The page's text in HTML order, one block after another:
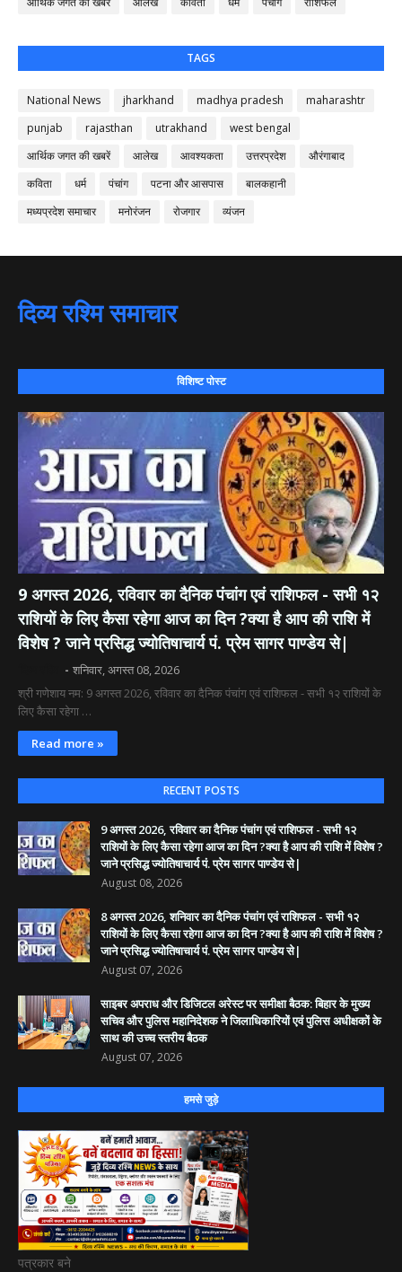
TAGS
National News jharkhand madhya pradesh
maharashtr
punjab
rajasthan utrakhand
west bengal
आर्थिक जगत की खबरें
आलेख आवश्यकता उत्तरप्रदेश
औरंगाबाद
कविता
धर्म पंचांग पटना और आसपास
बालकहानी
मध्यप्रदेश समाचार
मनोरंजन रोजगार व्यंजन
दिव्य रश्मि समाचार
विशिष्ट पोस्ट
9 अगस्त 2026, रविवार का दैनिक पंचांग एवं राशिफल - सभी १२
राशियों के लिए कैसा रहेगा आज का दिन ?क्या है आप की राशि में
विशेष ? जाने प्रसिद्ध ज्योतिषाचार्य पं. प्रेम सागर पाण्डेय से|
शनिवार, अगस्त 08, 2026
श्री गणेशाय नम: 9 अगस्त 2026, रविवार का दैनिक पंचांग एवं राशिफल - सभी १२ राशियों के
लिए कैसा रहेगा …
Read more »
RECENT POSTS
9 अगस्त 2026, रविवार का दैनिक पंचांग एवं राशिफल - सभी १२
राशियों के लिए कैसा रहेगा आज का दिन ?क्या है आप की राशि में विशेष ?
जाने प्रसिद्ध ज्योतिषाचार्य पं. प्रेम सागर पाण्डेय से|
August 08, 2026
8 अगस्त 2026, शनिवार का दैनिक पंचांग एवं राशिफल - सभी १२
राशियों के लिए कैसा रहेगा आज का दिन ?क्या है आप की राशि में विशेष ?
जाने प्रसिद्ध ज्योतिषाचार्य पं. प्रेम सागर पाण्डेय से|
August 07, 2026
साइबर अपराध और डिजिटल अरेस्ट पर समीक्षा बैठक: बिहार के मुख्य
सचिव और पुलिस महानिदेशक ने जिलाधिकारियों एवं पुलिस अधीक्षकों के
साथ की उच्च स्तरीय बैठक
August 07, 2026
हमसे जुड़े
पत्रकार बने